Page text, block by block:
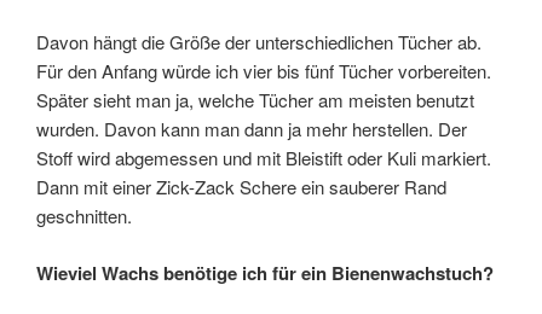
Davon hängt die Größe der unterschiedlichen Tücher ab.
Für den Anfang würde ich vier bis fünf Tücher vorbereiten.
Später sieht man ja, welche Tücher am meisten benutzt
wurden. Davon kann man dann ja mehr herstellen. Der
Stoff wird abgemessen und mit Bleistift oder Kuli markiert.
Dann mit einer Zick-Zack Schere ein sauberer Rand
geschnitten.
Wieviel Wachs benötige ich für ein Bienenwachstuch?